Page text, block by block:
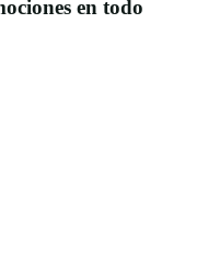
en todo